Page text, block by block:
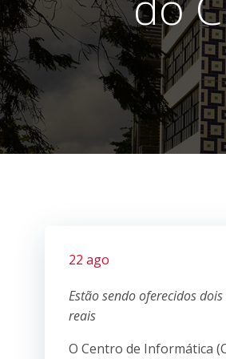
22 ago
Estão sendo oferecidos
reais
O Centro de Informática